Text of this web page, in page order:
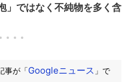
」ではなく不純物を多く含
事が「Googleニュース 」で